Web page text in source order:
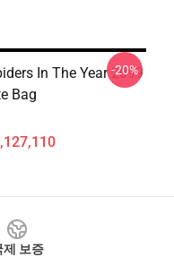
In The Year 2099
Bag
-20%
제 보증